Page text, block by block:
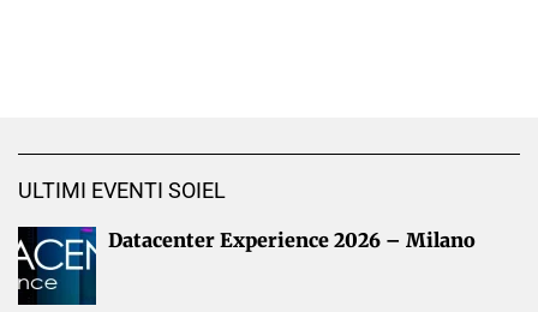
ULTIMI EVENTI SOIEL
Datacenter Experience 2026 – Milano